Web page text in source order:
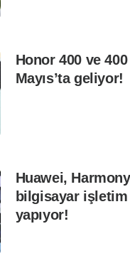
Honor 400 ve
Mayıs’ta geliyor!
Huawei,
bilgisayar
yapıyor!